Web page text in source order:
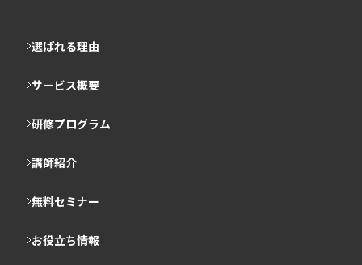
選ばれる理由
サービス概要
研修プログラム
講師紹介
無料セミナー
お役立ち情報